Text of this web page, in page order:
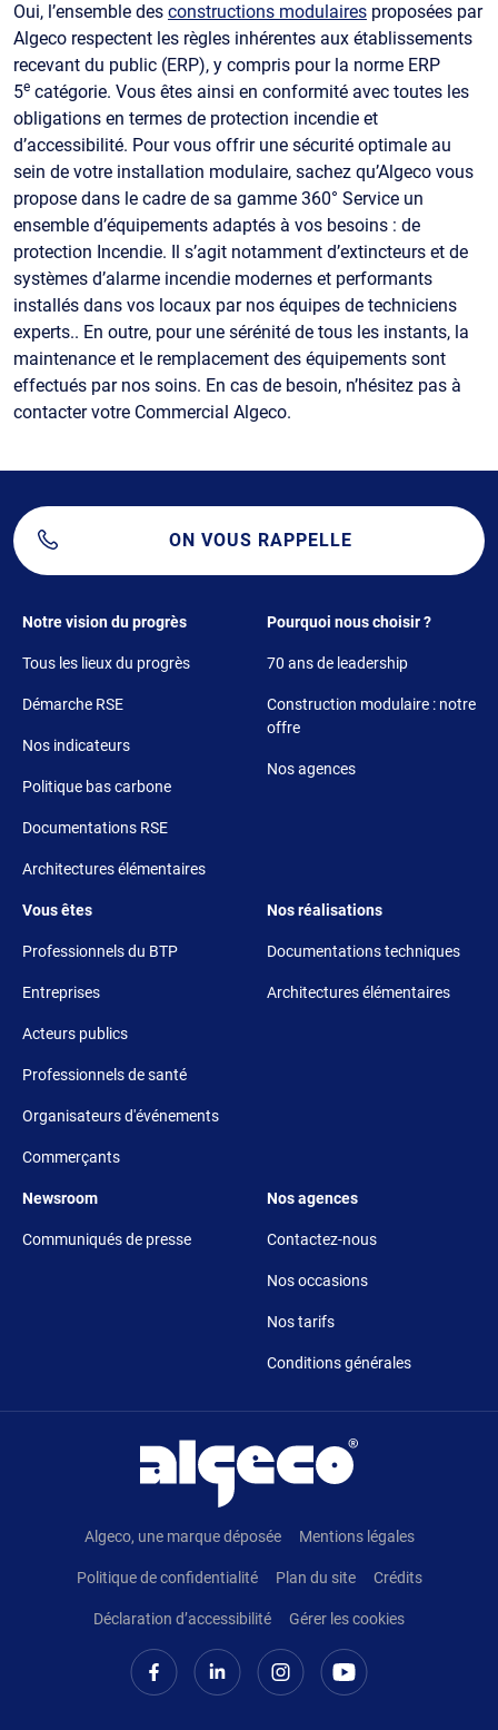
Oui, l’ensemble des constructions modulaires proposées par
Algeco respectent les règles inhérentes aux établissements
recevant du public (ERP), y compris pour la norme ERP
5e catégorie. Vous êtes ainsi en conformité avec toutes les
obligations en termes de protection incendie et
d’accessibilité. Pour vous offrir une sécurité optimale au
sein de votre installation modulaire, sachez qu’Algeco vous
propose dans le cadre de sa gamme 360° Service un
ensemble d’équipements adaptés à vos besoins : de
protection Incendie. Il s’agit notamment d’extincteurs et de
systèmes d’alarme incendie modernes et performants
installés dans vos locaux par nos équipes de techniciens
experts.. En outre, pour une sérénité de tous les instants, la
maintenance et le remplacement des équipements sont
effectués par nos soins. En cas de besoin, n’hésitez pas à
contacter votre Commercial Algeco.
ON VOUS RAPPELLE
Footer 1
Notre vision du progrès
Tous les lieux du progrès
Démarche RSE
Nos indicateurs
Politique bas carbone
Documentations RSE
Architectures élémentaires
Footer 2
Pourquoi nous choisir ?
70 ans de leadership
Construction modulaire : notre
offre
Nos agences
Footer 3
Vous êtes
Professionnels du BTP
Entreprises
Acteurs publics
Professionnels de santé
Organisateurs d'événements
Commerçants
Footer 4
Nos réalisations
Documentations techniques
Architectures élémentaires
Footer 5
Newsroom
Communiqués de presse
Footer 6
Nos agences
Contactez-nous
Nos occasions
Nos tarifs
Conditions générales
Algeco, une marque déposée Mentions légales
Politique de confidentialité Plan du site Crédits
Déclaration d’accessibilité Gérer les cookies